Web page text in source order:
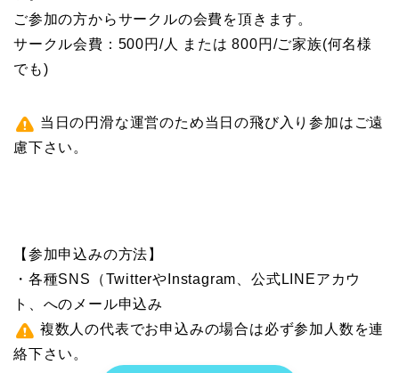
ご参加の方からサークルの会費を頂きます。
サークル会費：500円/人 または 800円/ご家族(何名様
でも)
当日の円滑な運営のため当日の飛び入り参加はご遠
慮下さい。
【参加申込みの方法】
・各種SNS（TwitterやInstagram、公式LINEアカウ
ト、へのメール申込み
複数人の代表でお申込みの場合は必ず参加人数を連
絡下さい。